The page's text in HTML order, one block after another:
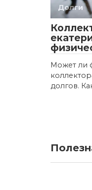
Долги
Может ли
долгов.